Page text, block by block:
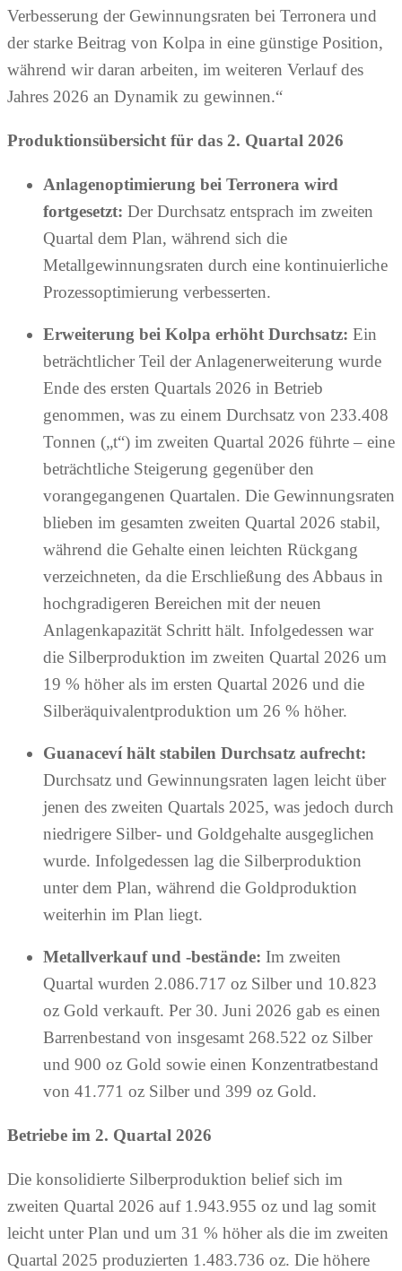
Verbesserung der Gewinnungsraten bei Terronera und
der starke Beitrag von Kolpa in eine günstige Position,
während wir daran arbeiten, im weiteren Verlauf des
Jahres 2026 an Dynamik zu gewinnen.“
Produktionsübersicht für das 2. Quartal 2026
Anlagenoptimierung bei Terronera wird
fortgesetzt: Der Durchsatz entsprach im zweiten
Quartal dem Plan, während sich die
Metallgewinnungsraten durch eine kontinuierliche
Prozessoptimierung verbesserten.
Erweiterung bei Kolpa erhöht Durchsatz: Ein
beträchtlicher Teil der Anlagenerweiterung wurde
Ende des ersten Quartals 2026 in Betrieb
genommen, was zu einem Durchsatz von 233.408
Tonnen („t“) im zweiten Quartal 2026 führte – eine
beträchtliche Steigerung gegenüber den
vorangegangenen Quartalen. Die Gewinnungsraten
blieben im gesamten zweiten Quartal 2026 stabil,
während die Gehalte einen leichten Rückgang
verzeichneten, da die Erschließung des Abbaus in
hochgradigeren Bereichen mit der neuen
Anlagenkapazität Schritt hält. Infolgedessen war
die Silberproduktion im zweiten Quartal 2026 um
19 % höher als im ersten Quartal 2026 und die
Silberäquivalentproduktion um 26 % höher.
Guanaceví hält stabilen Durchsatz aufrecht:
Durchsatz und Gewinnungsraten lagen leicht über
jenen des zweiten Quartals 2025, was jedoch durch
niedrigere Silber- und Goldgehalte ausgeglichen
wurde. Infolgedessen lag die Silberproduktion
unter dem Plan, während die Goldproduktion
weiterhin im Plan liegt.
Metallverkauf und -bestände: Im zweiten
Quartal wurden 2.086.717 oz Silber und 10.823
oz Gold verkauft. Per 30. Juni 2026 gab es einen
Barrenbestand von insgesamt 268.522 oz Silber
und 900 oz Gold sowie einen Konzentratbestand
von 41.771 oz Silber und 399 oz Gold.
Betriebe im 2. Quartal 2026
Die konsolidierte Silberproduktion belief sich im
zweiten Quartal 2026 auf 1.943.955 oz und lag somit
leicht unter Plan und um 31 % höher als die im zweiten
Quartal 2025 produzierten 1.483.736 oz. Die höhere